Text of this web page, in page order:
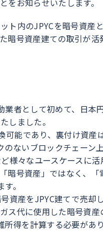
ト内のJPYCを暗号資産
暗号資産建ての取引が
者として初めて、日本
しました。
能であり、裏付け資産
ないブロックチェーン
様々なユースケースに
号資産」ではなく、「
。
資産をJPYC建てで売却
ス代に使用した暗号資
得を計算する必要があり